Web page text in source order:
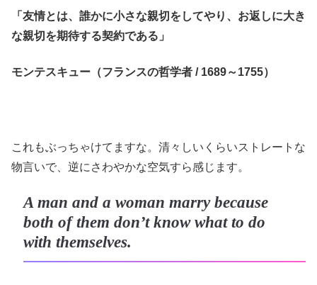
「友情とは、誰かに小さな親切をしてやり、お返しに大き
な親切を期待する契約である」
モンテスキュー（フランスの哲学者 / 1689～1755）
これもぶっちゃけてますな。清々しいくらいストレートな
物言いで、逆にさわやかな空気すら感じます。
A man and a woman marry because
both of them don’t know what to do
with themselves.